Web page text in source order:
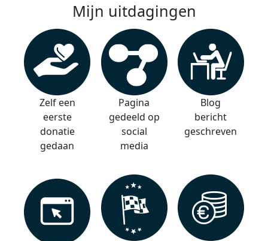
Mijn uitdagingen
Zelf een
eerste
donatie
gedaan
Pagina
gedeeld op
social
media
Blog
bericht
geschreven